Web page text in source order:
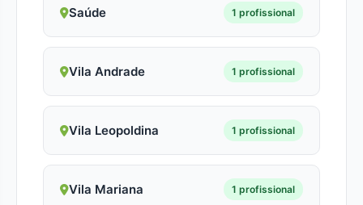
Saúde 1 profissional
Vila Andrade 1 profissional
Vila Leopoldina 1 profissional
Vila Mariana 1 profissional